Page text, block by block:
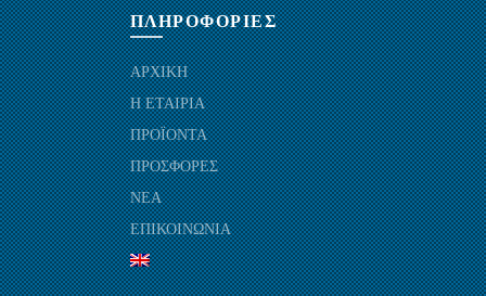
ΠΛΗΡΟΦΟΡΙΕΣ
ΑΡΧΙΚΗ
Η ΕΤΑΙΡΙΑ
ΠΡΟΪΟΝΤΑ
ΠΡΟΣΦΟΡΕΣ
ΝΕΑ
ΕΠΙΚΟΙΝΩΝΙΑ